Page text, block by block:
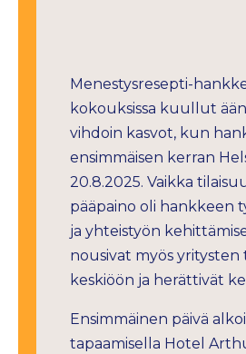
Menestysresepti-
kokouksissa kuullut
vihdoin kasvot, kun
ensimmäisen kerran
20.8.2025. Vaikka
pääpaino oli hankkeen
ja yhteistyön
nousivat myös yritysten
keskiöön ja herättivät
Ensimmäinen päivä
tapaamisella Hotel